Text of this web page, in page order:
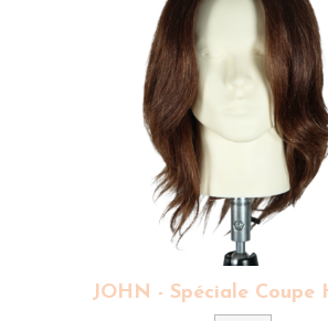
Couleur
JOHN - Spéciale Coupe